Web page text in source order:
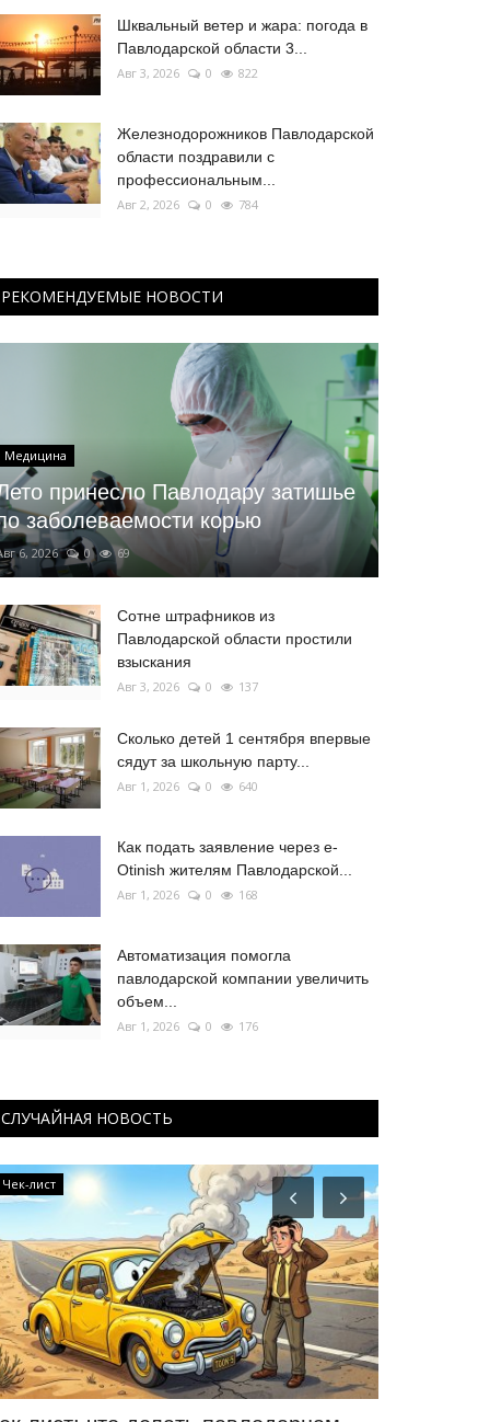
Шквальный ветер и жара: погода в
Павлодарской области 3...
Авг 3, 2026 0 822
Железнодорожников Павлодарской
области поздравили с
профессиональным...
Авг 2, 2026 0 784
РЕКОМЕНДУЕМЫЕ НОВОСТИ
Медицина
принесло Павлодару затишье
заболеваемости корью
6, 2026 0 69
Сотне штрафников из
Павлодарской области простили
взыскания
Авг 3, 2026 0 137
Сколько детей 1 сентября впервые
сядут за школьную парту...
Авг 1, 2026 0 640
Как подать заявление через e-
Otinish жителям Павлодарской...
Авг 1, 2026 0 168
Автоматизация помогла
павлодарской компании увеличить
объем...
Авг 1, 2026 0 176
СЛУЧАЙНАЯ НОВОСТЬ
Чек-лист